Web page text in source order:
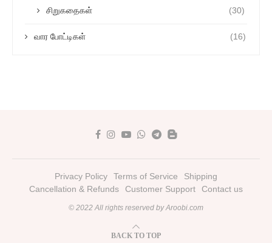
சிறுகதைகள் (30)
வார போட்டிகள் (16)
Privacy Policy Terms of Service
Shipping
Cancellation & Refunds
Customer Support Contact us
© 2022 All rights reserved by Aroobi.com
BACK TO TOP